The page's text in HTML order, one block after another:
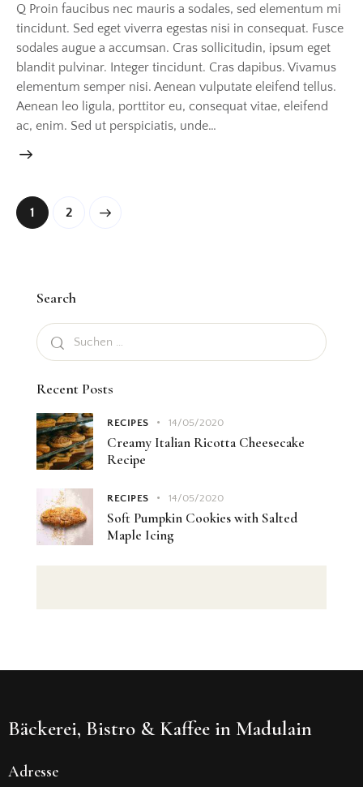
Q Proin faucibus nec mauris a sodales, sed elementum mi
tincidunt. Sed eget viverra egestas nisi in consequat. Fusce
sodales augue a accumsan. Cras sollicitudin, ipsum eget
blandit pulvinar. Integer tincidunt. Cras dapibus. Vivamus
elementum semper nisi. Aenean vulputate eleifend tellus.
Aenean leo ligula, porttitor eu, consequat vitae, eleifend
ac, enim. Sed ut perspiciatis, unde…
1 2
Search
Recent Posts
RECIPES 14/05/2020
Creamy Italian Ricotta Cheesecake
Recipe
RECIPES 14/05/2020
Soft Pumpkin Cookies with Salted
Maple Icing
Bäckerei, Bistro & Kaffee in Madulain
Adresse